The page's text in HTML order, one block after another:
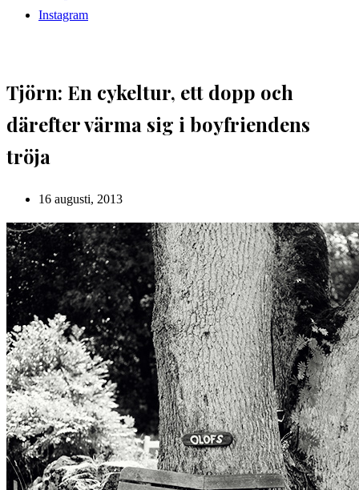
Instagram
Tjörn: En cykeltur, ett dopp och
därefter värma sig i boyfriendens
tröja
Inlägget
publicerat:
16 augusti, 2013